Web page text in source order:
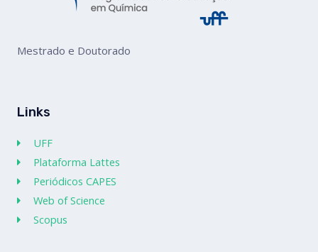
Mestrado e Doutorado
Links
UFF
Plataforma Lattes
Periódicos CAPES
Web of Science
Scopus